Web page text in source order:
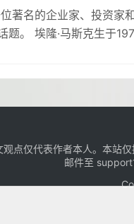
著名的企业家、投资家
题。 埃隆·马斯克生于
点仅代表作者本人。本站
邮件至